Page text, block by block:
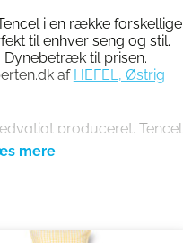
i en række forskellige
til enhver seng og stil.
til prisen.
af HEFEL, Østrig
produceret. Tencel
af træ fra
og miljøvenlige
Lyocell-metoden et